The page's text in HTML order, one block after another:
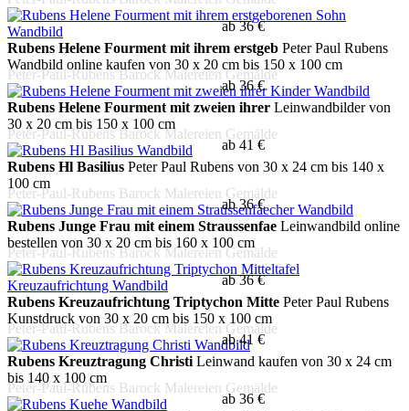
Rubens Helene Fourment mit ihrem erstgeb Peter Paul Rubens
Wandbild online kaufen von 30 x 20 cm bis 150 x 100 cm
ab 36 €
Peter-Paul-Rubens Barock Malereien Gemälde
Rubens Helene Fourment mit zweien ihrer Leinwandbilder von
30 x 20 cm bis 150 x 100 cm
ab 36 €
Peter-Paul-Rubens Barock Malereien Gemälde
Rubens Hl Basilius Peter Paul Rubens von 30 x 24 cm bis 140 x
100 cm
ab 41 €
Peter-Paul-Rubens Barock Malereien Gemälde
Rubens Junge Frau mit einem Straussenfae Leinwandbild online
bestellen von 30 x 20 cm bis 160 x 100 cm
ab 36 €
Peter-Paul-Rubens Barock Malereien Gemälde
Rubens Kreuzaufrichtung Triptychon Mitte Peter Paul Rubens
Kunstdruck von 30 x 20 cm bis 150 x 100 cm
ab 36 €
Peter-Paul-Rubens Barock Malereien Gemälde
Rubens Kreuztragung Christi Leinwand kaufen von 30 x 24 cm
bis 140 x 100 cm
ab 41 €
Peter-Paul-Rubens Barock Malereien Gemälde
ab 36 €